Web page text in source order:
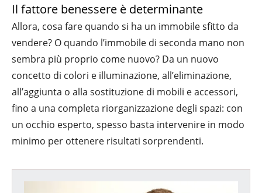
Il fattore benessere è determinante
Allora, cosa fare quando si ha un immobile sfitto da
vendere? O quando l’immobile di seconda mano non
sembra più proprio come nuovo? Da un nuovo
concetto di colori e illuminazione, all’eliminazione,
all’aggiunta o alla sostituzione di mobili e accessori,
fino a una completa riorganizzazione degli spazi: con
un occhio esperto, spesso basta intervenire in modo
minimo per ottenere risultati sorprendenti.